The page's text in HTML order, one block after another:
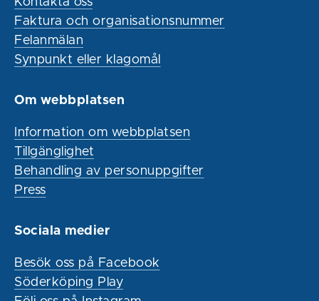
Faktura och organisationsnummer
Felanmälan
Synpunkt eller klagomål
Om webbplatsen
Information om webbplatsen
Tillgänglighet
Behandling av personuppgifter
Press
Sociala medier
Besök oss på Facebook
Söderköping Play